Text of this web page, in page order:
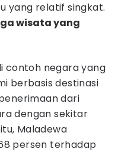
yang relatif singkat.
wisata yang
contoh negara yang
berbasis destinasi
dari
dengan sekitar
Maladewa
persen terhadap